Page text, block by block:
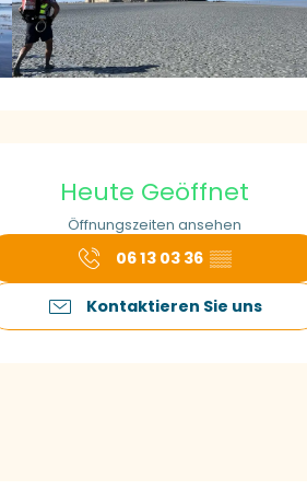
Heute Geöffnet
Öffnungszeiten ansehen
06 13 03 36 ▒▒
Kontaktieren Sie uns